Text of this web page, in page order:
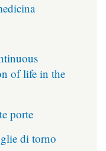
of life in the
porte
di torno